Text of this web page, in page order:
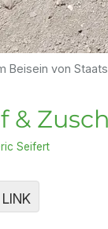
von
Seifert
LINK